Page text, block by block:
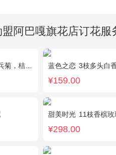
阿巴嘎旗花店订花服
绿叶搭配 蓝色之恋 3枝多头白
¥159.00
甜美时光 11枝香槟玫瑰
¥298.00